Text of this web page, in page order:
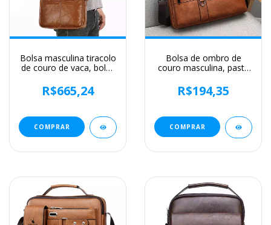
Bolsa masculina tiracolo
de couro de vaca, bolsa
masculina, pequena e
simples, nova
R$665,24
COMPRAR
Bolsa de ombro de
couro masculina, pasta
mensageiro, carteira de
negócios, marca de
documento A4
R$194,35
COMPRAR